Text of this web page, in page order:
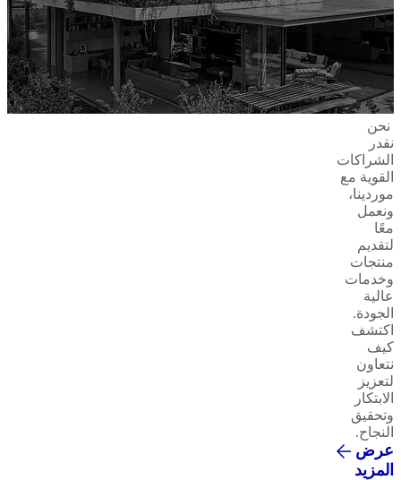
نحن
نقدر
الشراكات
القوية مع
موردينا،
ونعمل
معًا
لتقديم
منتجات
وخدمات
عالية
الجودة.
اكتشف
كيف
نتعاون
لتعزيز
الابتكار
وتحقيق
النجاح.
عرض
المزيد